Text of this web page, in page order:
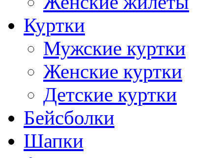
Куртки
Мужские куртки
Женские куртки
Детские куртки
Бейсболки
Шапки